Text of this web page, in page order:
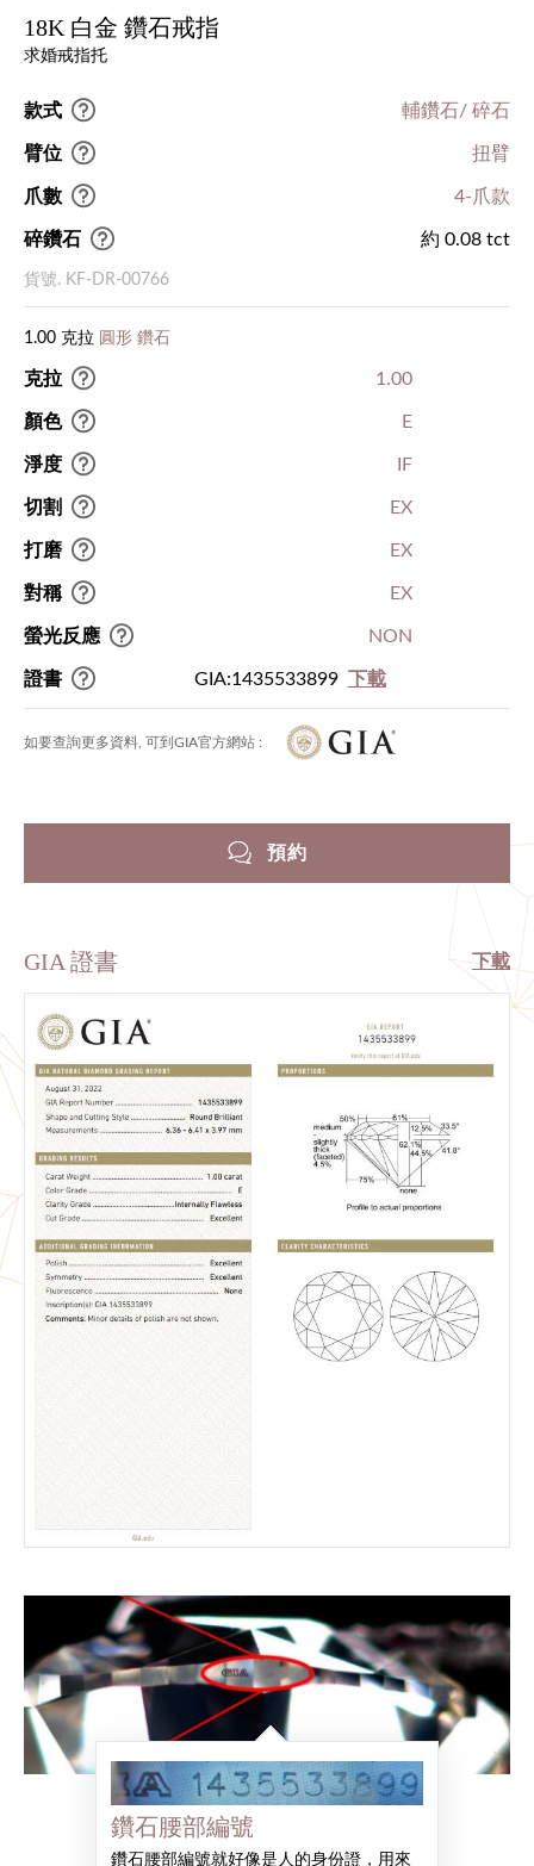
18K 白金 鑽石戒指
求婚戒指托
款式 輔鑽石/ 碎石
臂位 扭臂
爪數 4-爪款
碎鑽石 約 0.08 tct
貨號. KF-DR-00766
1.00 克拉 圓形 鑽石
克拉 1.00
顏色 E
淨度 IF
切割 EX
打磨 EX
對稱 EX
螢光反應 NON
證書 GIA:1435533899 下載
如要查詢更多資料, 可到GIA官方網站 :
預約
GIA 證書 下載
鑽石腰部編號
鑽石腰部編號就好像是人的身份證，用來